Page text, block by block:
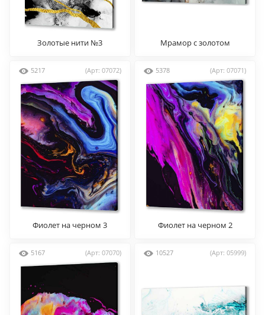
Золотые нити №3 Мрамор с золотом
5217 (Арт: 07072)
Фиолет на черном 3
5378 (Арт: 07071)
Фиолет на черном 2
5167 (Арт: 07070) 10527 (Арт: 05999)